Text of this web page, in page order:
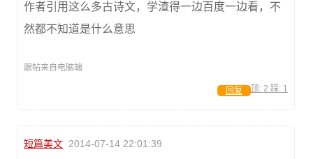
作者引用这么多古诗文，学渣得一边百度一边看，不
然都不知道是什么意思
跟帖来自电脑端
顶: 2 踩: 1
回复
短篇美文 2014-07-14 22:01:39